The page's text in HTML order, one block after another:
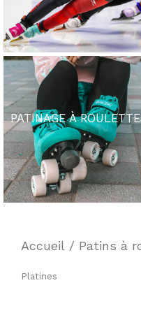
PATINAGE À
Accueil / Patins à
Platines